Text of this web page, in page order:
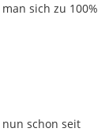
sich zu 100%
schon seit